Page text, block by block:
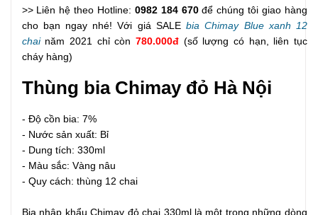
>> Liên hệ theo Hotline: 0982 184 670để chúng tôi giao hàng
cho bạn ngay nhé! Với giá SALEbia Chimay Blue xanh 12
chainăm 2021 chỉ còn 780.000đ(số lượng có hạn, liên tục
cháy hàng)
Thùng bia Chimay đỏ Hà Nội
- Độ cồn bia: 7%
- Nước sản xuất: Bỉ
- Dung tích: 330ml
- Màu sắc: Vàng nâu
- Quy cách: thùng 12 chai
Bia nhập khẩu Chimay đỏ chai 330ml là một trong những dòng